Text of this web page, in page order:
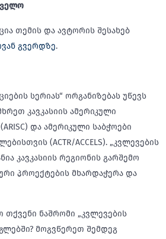
თემის და ავტორის შესახებ
გვერდზე.
სერიას“ ორგანიზებას უწევს
კავკასიის ამერიკული
და ამერიკული საბჭოები
(ACTR/ACCELS). „კვლევების
კავკასიის რეგიონის გარშემო
პროექტების მხარდაჭერა და
ნაშრომი „კვლევების
მოგვწერეთ შემდეგ